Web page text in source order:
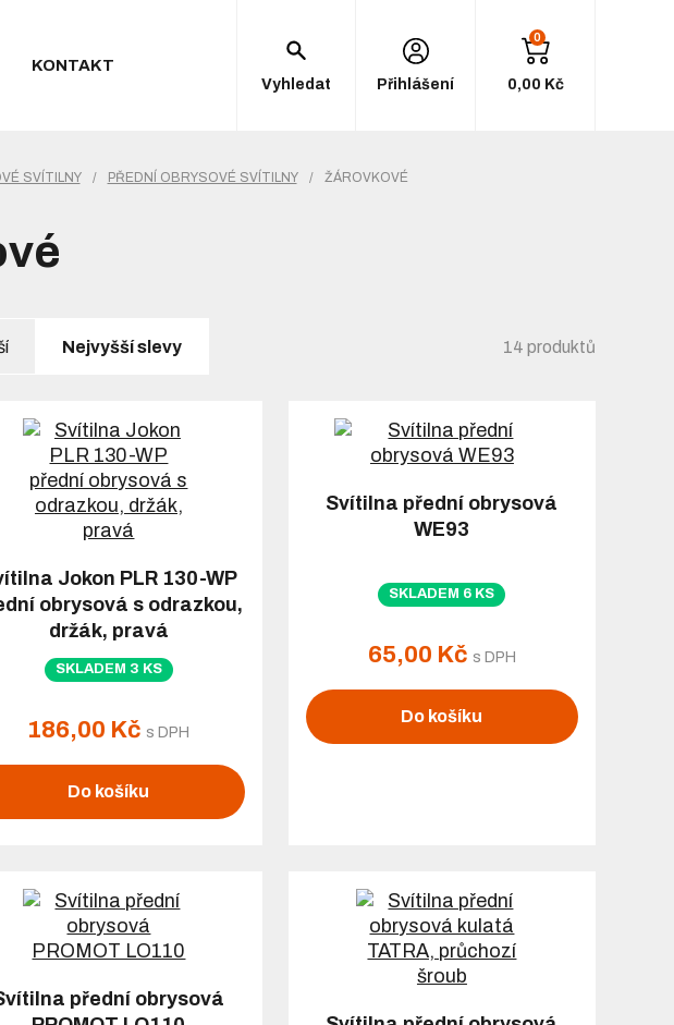
KONTAKT
Vyhledat Přihlášení
0
0,00 Kč
SVÍTILNY / PŘEDNÍ OBRYSOVÉ SVÍTILNY / ŽÁROVKOVÉ
Nejvyšší slevy 14 produktů
Jokon PLR 130-WP
obrysová s odrazkou,
držák, pravá
SKLADEM 3 KS
186,00 Kč s DPH
Do košíku
Svítilna přední obrysová
WE93
SKLADEM 6 KS
65,00 Kč s DPH
Do košíku
přední obrysová